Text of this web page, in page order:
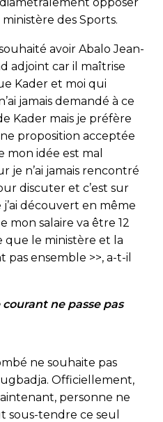
des Sports.
avoir Abalo Jean-
adjoint car il maîtrise
Kader et moi qui
jamais demandé à ce
Kader mais je préfère
proposition acceptée
mon idée est mal
je n’ai jamais rencontré
discuter et c’est sur
j’ai découvert en même
salaire va être 12
que le ministère et la
ensemble >>, a-t-il
ne passe pas
ne souhaite pas
Officiellement,
personne ne
tendre ce seul